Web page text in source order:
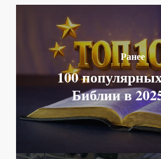
Ранее
100
Библии в